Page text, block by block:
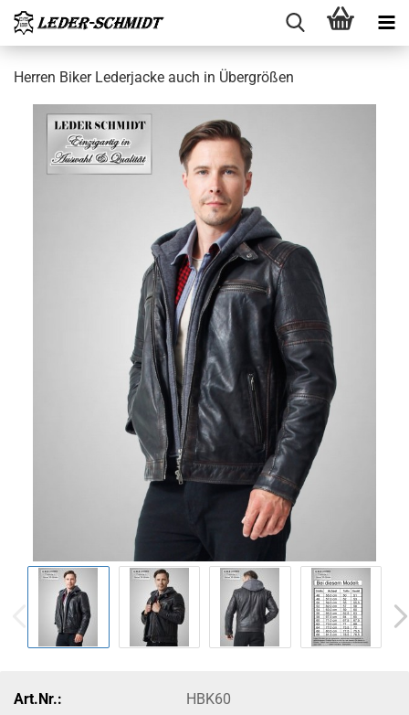
Her­ren Biker Le­der­ja­cke auch in Über­grö­ßen
Art.Nr.:
HBK60